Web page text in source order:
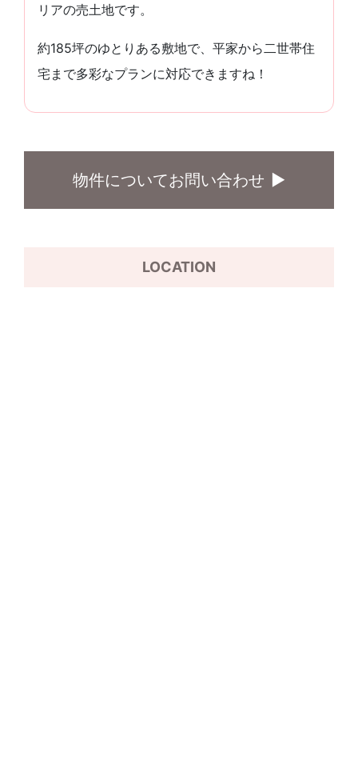
リアの売土地です。
約185坪のゆとりある敷地で、平家から二世帯住
宅まで多彩なプランに対応できますね！
物件についてお問い合わせ
LOCATION